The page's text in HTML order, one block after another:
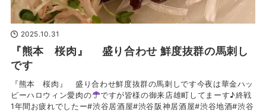
2025.10.31
『熊本 桜肉』 盛り合わせ 鮮度抜群の馬刺し
です
『熊本 桜肉』 盛り合わせ鮮度抜群の馬刺しです今夜は華金ハッ
ピーハロウィン愛肉の
ですが皆様の御来店雄町してまーす♪終戦
1年間お疲れでしたー#渋谷居酒屋#渋谷阪神居酒屋#渋谷地酒#渋谷